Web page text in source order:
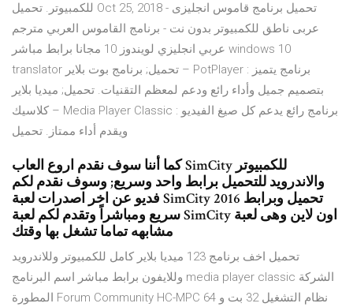
للكمبيوتر. تحميل Oct 25, 2018 - تحميل برنامج قاموس انجليزى
عربى ناطق للكمبيوتر بدون نت - برنامج القاموس العربي مترجم
عربي انجليزي لويندوز 10 مجانا برابط مباشر windows 10
translator تحميل; برنامج بوت بلاير – PotPlayer : برنامج يتميز
بتصميم جميل وأداء رائع ودعم لمعظم التقنيات. تحميل; ميديا بلاير
كلاسيك – Media Player Classic : برنامج رائع يدعم كل صيغ الفيديو
ويقدم أداء ممتاز. تحميل
كما أننا سوف نقدم اروع العاب SimCity للكمبيوتر
والاندرويد للتحميل برابط واحد وسريع; وسوف نقدم لكم
فديو عن اخر اصدرات لعبة SimCity 2016 تحميل وبرابط
سريع ومباشراً وتقدم لكم لعبة SimCity اون لاين وهى لعبة
مشابهه تماما تشغل بها وقتك
تحميل اخف برنامج 123 ميديا بلاير كامل للكمبيوتر وللاندرويد
وللايفون برابط مباشر اسم البرنامج media player classic الشركة
المطورة Forum Community HC-MPC نظام التشغيل 32 بت و 64